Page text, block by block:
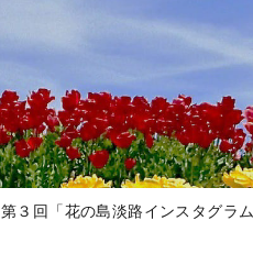
第３回「花の島淡路インスタグラ